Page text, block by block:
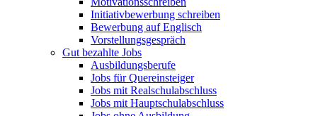
Initiativbewerbung schreiben
Bewerbung auf Englisch
Vorstellungsgespräch
Gut bezahlte Jobs
Ausbildungsberufe
Jobs für Quereinsteiger
Jobs mit Realschulabschluss
Jobs mit Hauptschulabschluss